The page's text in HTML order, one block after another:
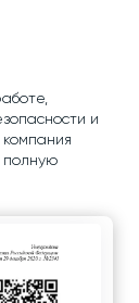
и
полную